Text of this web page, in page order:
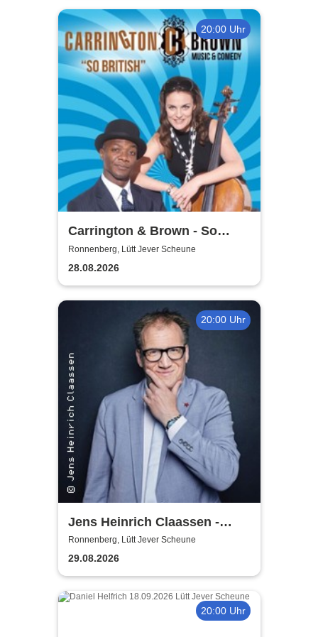
20:00 Uhr
Carrington & Brown - So
Beritsh
Ronnenberg, Lütt Jever Scheune
28.08.2026
20:00 Uhr
Jens Heinrich Claassen -
Keine Ursache
Ronnenberg, Lütt Jever Scheune
29.08.2026
20:00 Uhr